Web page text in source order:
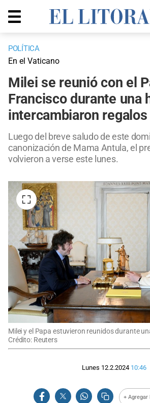
POLÍTICA
En el Vaticano
Milei se reunió con el
Francisco durante una
intercambiaron regalos
Luego del breve saludo de este
canonización de Mama Antula, el
volvieron a verse este lunes.
Milei y el Papa estuvieron reunidos durante
Crédito: Reuters
Lunes 12.2.2024 10:46
+ Agregar